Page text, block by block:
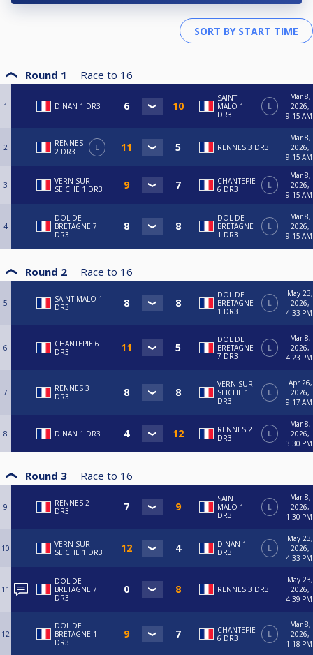
Round 1 Race to 16
1 DINAN 1 DR3
SAINT
MALO 1
DR3
L
Mar 8,
2026,
9:15 AM
2
RENNES
2 DR3
L RENNES 3 DR3
Mar 8,
2026,
9:15 AM
3
VERN SUR
SEICHE 1 DR3
CHANTEPIE
6 DR3
L
Mar 8,
2026,
9:15 AM
4
DOL DE
BRETAGNE 7
DR3
DOL DE
BRETAGNE
1 DR3
L
Mar 8,
2026,
9:15 AM
Round 2 Race to 16
5
SAINT MALO 1
DR3
DOL DE
BRETAGNE
1 DR3
L
May 23,
2026,
4:33 PM
6
CHANTEPIE 6
DR3
DOL DE
BRETAGNE
7 DR3
L
Mar 8,
2026,
4:23 PM
7
RENNES 3
DR3
VERN SUR
SEICHE 1
DR3
L
Apr 26,
2026,
9:17 AM
8 DINAN 1 DR3
RENNES 2
DR3
L
Mar 8,
2026,
3:30 PM
Round 3 Race to 16
9
RENNES 2
DR3
SAINT
MALO 1
DR3
L
Mar 8,
2026,
1:30 PM
10
VERN SUR
SEICHE 1 DR3
DINAN 1
DR3
L
May 23,
2026,
4:33 PM
11
DOL DE
BRETAGNE 7
DR3
RENNES 3 DR3
May 23,
2026,
4:39 PM
12
DOL DE
BRETAGNE 1
DR3
CHANTEPIE
6 DR3
L
Mar 8,
2026,
1:18 PM